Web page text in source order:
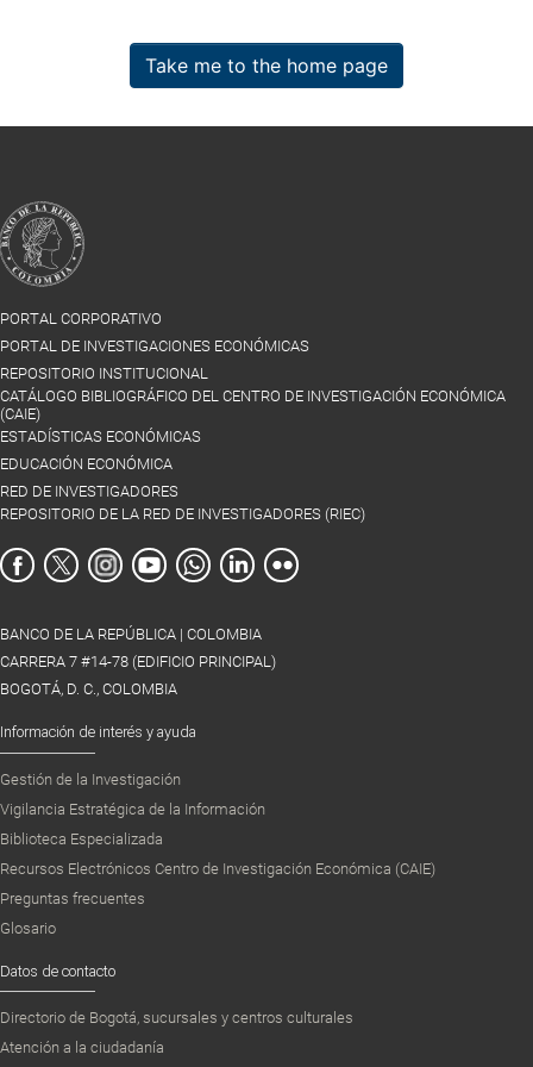
Take me to the home page
PORTAL CORPORATIVO
PORTAL DE INVESTIGACIONES ECONÓMICAS
REPOSITORIO INSTITUCIONAL
CATÁLOGO BIBLIOGRÁFICO DEL CENTRO DE INVESTIGACIÓN ECONÓMICA
(CAIE)
ESTADÍSTICAS ECONÓMICAS
EDUCACIÓN ECONÓMICA
RED DE INVESTIGADORES
REPOSITORIO DE LA RED DE INVESTIGADORES (RIEC)
BANCO DE LA REPÚBLICA | COLOMBIA
CARRERA 7 #14-78 (EDIFICIO PRINCIPAL)
BOGOTÁ, D. C., COLOMBIA
Información de interés y ayuda
Gestión de la Investigación
Vigilancia Estratégica de la Información
Biblioteca Especializada
Recursos Electrónicos Centro de Investigación Económica (CAIE)
Preguntas frecuentes
Glosario
Datos de contacto
Directorio de Bogotá, sucursales y centros culturales
Atención a la ciudadanía